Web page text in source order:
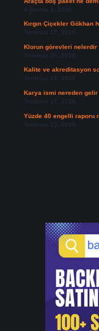
Ağustos 4, 2026
Kırgın Çiçekler Gökhan
Temmuz 27, 2026
Klorun görevleri nelerdir
Temmuz 25, 2026
Kalite ve akreditasyon
Temmuz 23, 2026
Karya ismi nereden gelir
Temmuz 17, 2026
Yüzde 40 engelli raporu
Temmuz 15, 2026